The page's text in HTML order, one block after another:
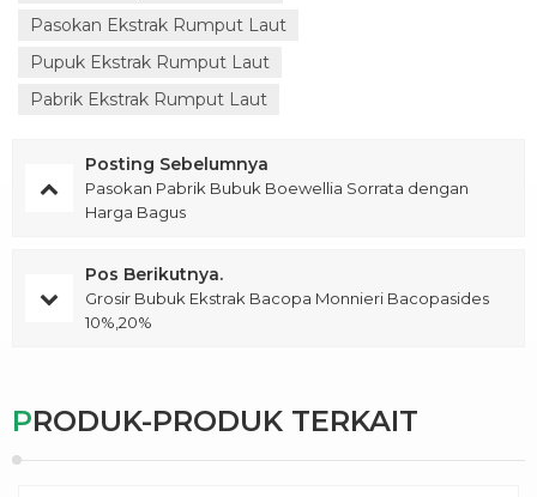
Pasokan Ekstrak Rumput Laut
Pupuk Ekstrak Rumput Laut
Pabrik Ekstrak Rumput Laut
Posting Sebelumnya
Pasokan Pabrik Bubuk Boewellia Sorrata dengan
Harga Bagus
Pos Berikutnya.
Grosir Bubuk Ekstrak Bacopa Monnieri Bacopasides
10%,20%
PRODUK-PRODUK TERKAIT